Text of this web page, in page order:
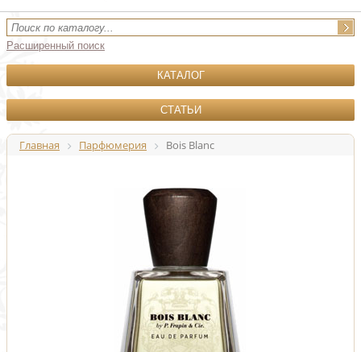
Расширенный поиск
КАТАЛОГ
СТАТЬИ
Главная Парфюмерия Bois Blanc